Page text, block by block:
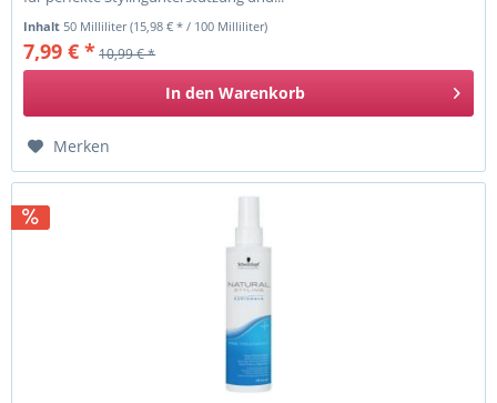
Inhalt 50 Milliliter(15,98 € * / 100 Milliliter)
7,99 € *10,99 € *
In den Warenkorb
Merken